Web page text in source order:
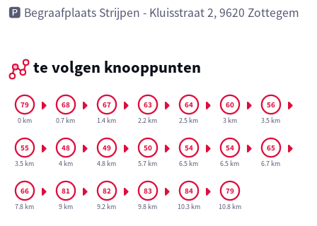
🅿️ Begraafplaats Strijpen - Kluisstraat 2, 9620 Zottegem
te volgen knooppunten
0 km 0.7 km 1.4 km 2.2 km 2.5 km 3 km 3.5 km
3.5 km 4 km 4.8 km 5.7 km 6.5 km 6.5 km 6.7 km
7.8 km 9 km 9.2 km 9.8 km 10.3 km 10.8 km